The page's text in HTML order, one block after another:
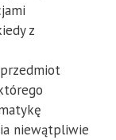
z
niewątpliwie